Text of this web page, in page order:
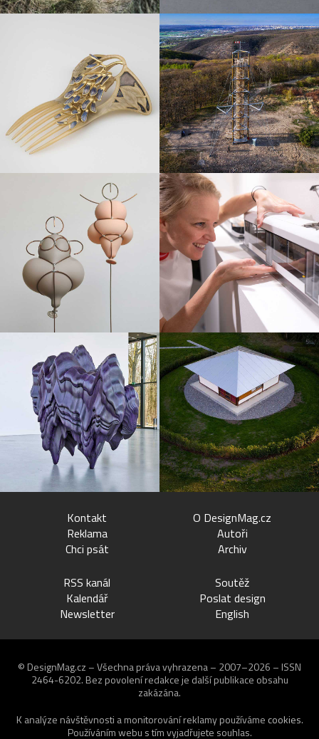
Kontakt
Reklama
Chci psát
O DesignMag.cz
Autoři
Archiv
RSS kanál
Kalendář
Newsletter
Soutěž
Poslat design
English
© DesignMag.cz – Všechna práva vyhrazena – 2007–2026 – ISSN
2464-6202. Bez povolení redakce je další publikace obsahu
zakázána.
K analýze návštěvnosti a monitorování reklamy používáme cookies.
Používáním webu s tím vyjadřujete souhlas.